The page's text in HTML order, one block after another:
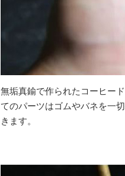
無垢真鍮で作られたコーヒー
てのパーツはゴムやバネを一
きます。